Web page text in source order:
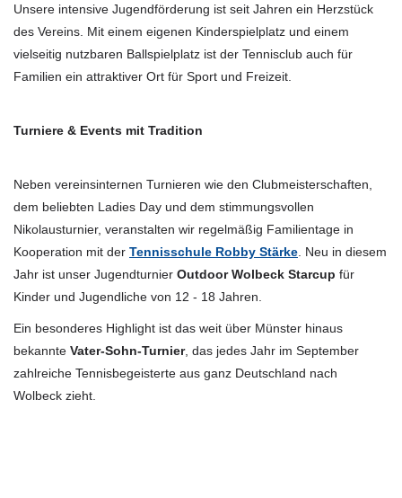
Unsere intensive Jugendförderung ist seit Jahren ein Herzstück
des Vereins. Mit einem eigenen Kinderspielplatz und einem
vielseitig nutzbaren Ballspielplatz ist der Tennisclub auch für
Familien ein attraktiver Ort für Sport und Freizeit.
Turniere & Events mit Tradition
Neben vereinsinternen Turnieren wie den Clubmeisterschaften,
dem beliebten Ladies Day und dem stimmungsvollen
Nikolausturnier, veranstalten wir regelmäßig Familientage in
Kooperation mit der Tennisschule Robby Stärke . Neu in diesem
Jahr ist unser Jugendturnier Outdoor Wolbeck Starcup für
Kinder und Jugendliche von 12 - 18 Jahren.
Ein besonderes Highlight ist das weit über Münster hinaus
bekannte Vater-Sohn-Turnier, das jedes Jahr im September
zahlreiche Tennisbegeisterte aus ganz Deutschland nach
Wolbeck zieht.